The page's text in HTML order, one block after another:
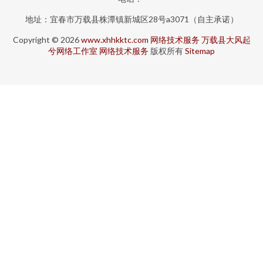
地址：宜春市万载县株潭镇新城区28号a3071（自主承诺）
Copyright © 2026www.xhhkktc.com 网络技术服务 万载县大风起
兮网络工作室 网络技术服务 版权所有Sitemap